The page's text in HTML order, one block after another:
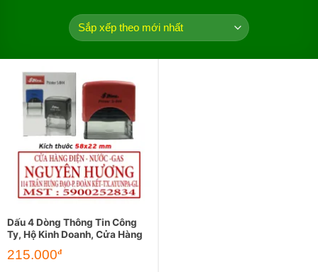
Dấu 4 Dòng Thông Tin Công
Ty, Hộ Kinh Doanh, Cửa Hàng
215.000đ